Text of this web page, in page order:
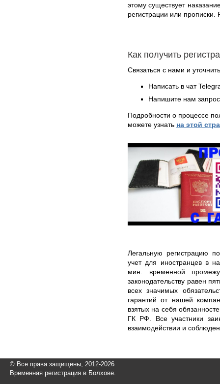
этому существует
регистрации или прописки.
Как получить
Связаться с нами и
Написать в чат
Напишите нам
Подробности о процессе
можете узнать на этой
Легальную регистрацию
учет для иностранцев в
мин. временной
законодательству равен
всех значимых
гарантий от нашей
взятых на себя
ГК РФ. Все участники
взаимодействии и
© Все права защищены, 2012-2026
Временная регистрация в Болхове.